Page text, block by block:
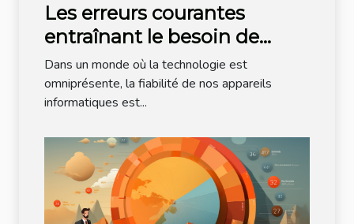
Les erreurs courantes
entraînant le besoin de
dépannage informatique
Dans un monde où la technologie est
omniprésente, la fiabilité de nos appareils
informatiques est...